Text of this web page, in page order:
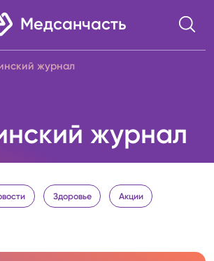
Медсанчасть
журнал
журнал
Здоровье Акции